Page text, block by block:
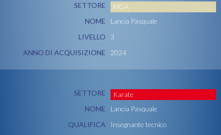
SETTORE
MGA
NOME
Lancia Pasquale
LIVELLO
3
ANNO DI ACQUISIZIONE
2024
SETTORE
Karate
NOME
Lancia Pasquale
QUALIFICA
Insegnante tecnico